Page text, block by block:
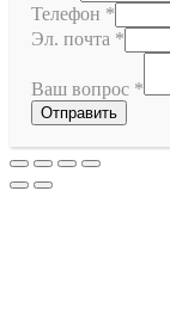
Телефон *
Эл. почта *
Ваш вопрос *
Отправить